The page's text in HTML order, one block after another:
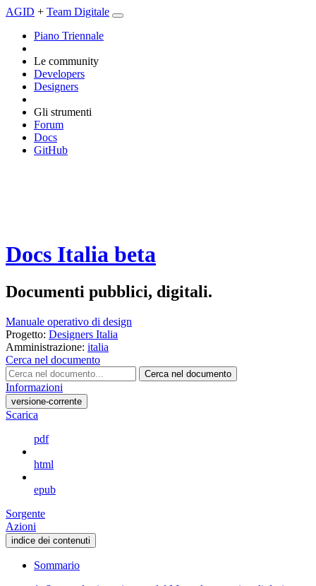
AGID + Team Digitale
Piano Triennale
Le community
Developers
Designers
Gli strumenti
Forum
Docs
GitHub
Docs Italia beta
Documenti pubblici, digitali.
Manuale operativo di design
Progetto: Designers Italia
Amministrazione: italia
Cerca nel documento
Cerca nel documento
Informazioni
versione-corrente
Scarica
pdf
html
epub
Sorgente
Azioni
indice dei contenuti
Sommario